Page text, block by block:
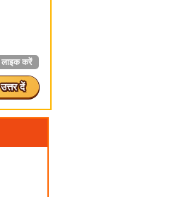
लाइक करें
उत्तर दें